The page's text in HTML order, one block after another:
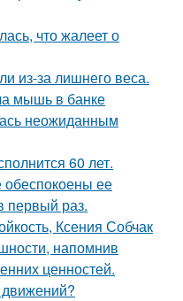
что жалеет о
из-за лишнего веса.
мышь в банке
неожиданным
60 лет.
ее
первый раз.
Ксения Собчак
напомнив
ценностей.